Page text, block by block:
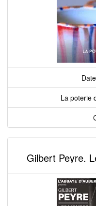
La poterie
Gilbert Peyre.